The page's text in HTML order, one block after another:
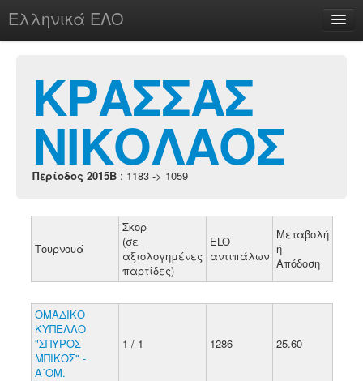
Ελληνικά ΕΛΟ
chesstu.be @ discord
Login
ΚΡΑΣΣΑΣ
ΝΙΚΟΛΑΟΣ
Περίοδος 2015B : 1183 -> 1059
Τουρνουά
Σκορ
(σε
αξιολογημένες
παρτίδες)
ELO
αντιπάλων
Μεταβολή
ή
Απόδοση
ΟΜΑΔΙΚΟ
ΚΥΠΕΛΛΟ
"ΣΠΥΡΟΣ
ΜΠΙΚΟΣ" -
Α΄ΟΜ.
1 / 1 1286 25.60